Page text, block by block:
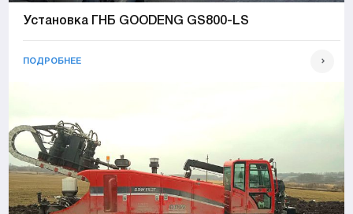
Установка ГНБ GOODENG GS800-LS
ПОДРОБНЕЕ